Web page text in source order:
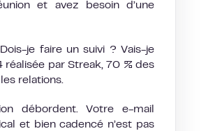
et avez besoin d’une
je faire un suivi ? Vais-je
par Streak, 70 % des
relations.
débordent. Votre e-mail
et bien cadencé n’est pas